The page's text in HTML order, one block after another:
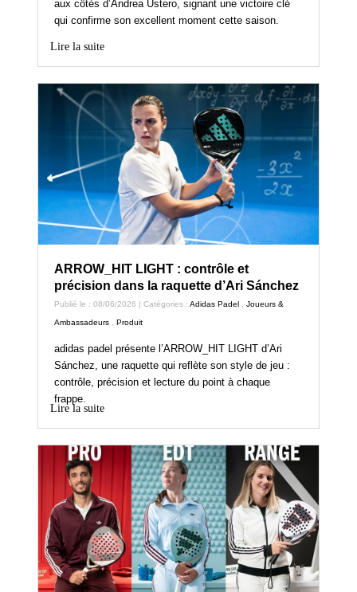
aux côtés d’Andrea Ustero, signant une victoire clé
qui confirme son excellent moment cette saison.
Lire la suite
ARROW_HIT LIGHT : contrôle et
précision dans la raquette d’Ari Sánchez
Publié le : 08/06/2026 | Catégories :Adidas Padel ,Joueurs &
Ambassadeurs ,Produit
adidas padel présente l’ARROW_HIT LIGHT d’Ari
Sánchez, une raquette qui reflète son style de jeu :
contrôle, précision et lecture du point à chaque
frappe.
Lire la suite